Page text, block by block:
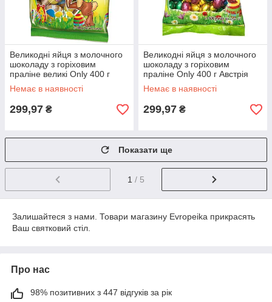
Великодні яйця з молочного
шоколаду з горіховим
праліне великі Only 400 г
Австрія
Немає в наявності
299,97 ₴
Великодні яйця з молочного
шоколаду з горіховим
праліне Only 400 г Австрія
Немає в наявності
299,97 ₴
Показати ще
1 / 5
Залишайтеся з нами. Товари магазину Evropeika прикрасять
Ваш святковий стіл.
Про нас
98% позитивних з 447 відгуків за рік